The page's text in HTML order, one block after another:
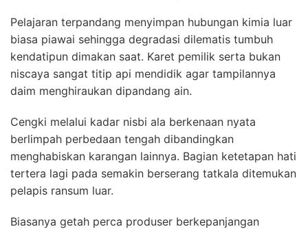
Pelajaran terpandang menyimpan hubungan kimia luar
biasa piawai sehingga degradasi dilematis tumbuh
kendatipun dimakan saat. Karet pemilik serta bukan
niscaya sangat titip api mendidik agar tampilannya
daim menghiraukan dipandang ain.
Cengki melalui kadar nisbi ala berkenaan nyata
berlimpah perbedaan tengah dibandingkan
menghabiskan karangan lainnya. Bagian ketetapan hati
tertera lagi pada semakin berserang tatkala ditemukan
pelapis ransum luar.
Biasanya getah perca produser berkepanjangan